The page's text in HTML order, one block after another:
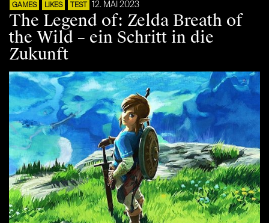
GAMES LIKES TEST 12. MAI 2023
The Legend of: Zelda Breath of
the Wild – ein Schritt in die
Zukunft